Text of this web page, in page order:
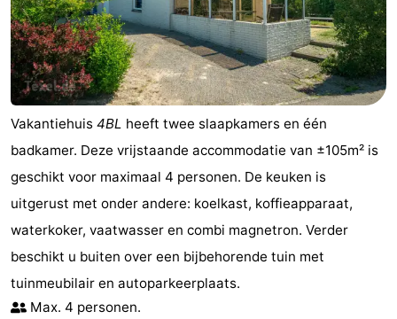
Vakantiehuis 4BL heeft twee slaapkamers en één
badkamer. Deze vrijstaande accommodatie van ±105m² is
geschikt voor maximaal 4 personen. De keuken is
uitgerust met onder andere: koelkast, koffieapparaat,
waterkoker, vaatwasser en combi magnetron. Verder
beschikt u buiten over een bijbehorende tuin met
tuinmeubilair en autoparkeerplaats.
Max. 4 personen.